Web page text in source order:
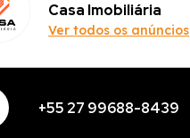
Casa Imobiliária
Ver todos os anúncios
+55 27 99688-8439